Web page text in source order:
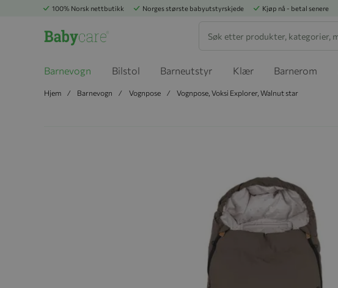
100% Norsk nettbutikk Norges største babyutstyrskjede Kjøp nå - betal senere
Barnevogn Bilstol Barneutstyr Klær Barnerom
Hjem Barnevogn Vognpose Vognpose, Voksi Explorer, Walnut star